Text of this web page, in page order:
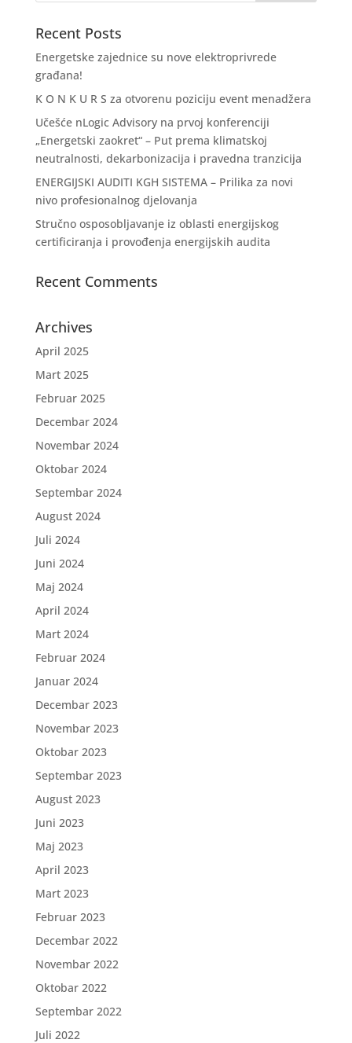
Recent Posts
Energetske zajednice su nove elektroprivrede
građana!
K O N K U R S za otvorenu poziciju event menadžera
Učešće nLogic Advisory na prvoj konferenciji
„Energetski zaokret“ – Put prema klimatskoj
neutralnosti, dekarbonizacija i pravedna tranzicija
ENERGIJSKI AUDITI KGH SISTEMA – Prilika za novi
nivo profesionalnog djelovanja
Stručno osposobljavanje iz oblasti energijskog
certificiranja i provođenja energijskih audita
Recent Comments
Archives
April 2025
Mart 2025
Februar 2025
Decembar 2024
Novembar 2024
Oktobar 2024
Septembar 2024
August 2024
Juli 2024
Juni 2024
Maj 2024
April 2024
Mart 2024
Februar 2024
Januar 2024
Decembar 2023
Novembar 2023
Oktobar 2023
Septembar 2023
August 2023
Juni 2023
Maj 2023
April 2023
Mart 2023
Februar 2023
Decembar 2022
Novembar 2022
Oktobar 2022
Septembar 2022
Juli 2022